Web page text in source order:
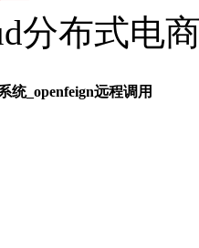
分布式电
统_openfeign远程调用